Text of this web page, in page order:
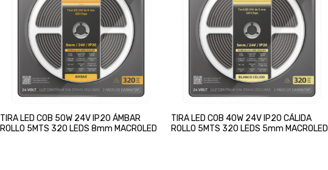
TIRA LED COB 50W 24V IP20 ÁMBAR
ROLLO 5MTS 320 LEDS 8mm MACROLED
TIRA LED COB 40W 24V IP20 CÁLIDA
ROLLO 5MTS 320 LEDS 5mm MACROLED